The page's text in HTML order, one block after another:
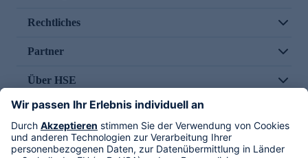
Rechtliches
Partner
Über HSE
Im TV
HSE International